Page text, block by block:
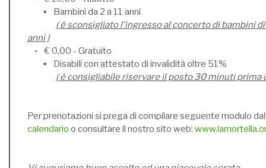
▪ Bambini da 2 a 11 anni
( è sconsigliato l'ingresso al concerto di bambini
anni )
◦ € 0,00 - Gratuito
▪ Disabili con attestato di invalidità oltre 51%
( è consigliabile riservare il posto 30 minuti prima
Per prenotazioni si prega di compilare seguente modulo
calendario o consultare il nostro sito web: